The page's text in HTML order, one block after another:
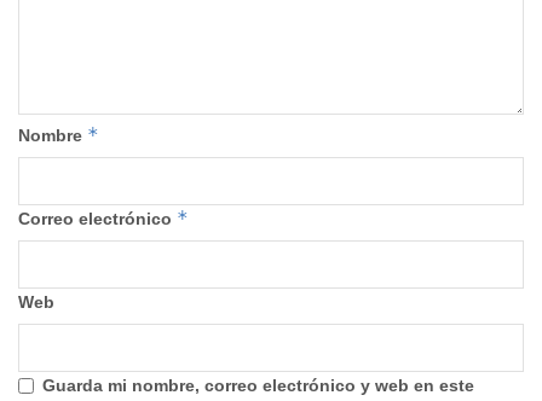
Nombre *
Correo electrónico *
Web
Guarda mi nombre, correo electrónico y web en este